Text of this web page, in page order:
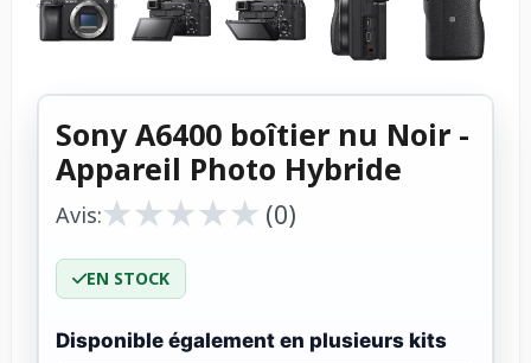
Sony A6400 boîtier nu Noir -
Appareil Photo Hybride
Avis:★
★★
★★
★★
★★
★ (0)
EN STOCK
Disponible également en plusieurs kits